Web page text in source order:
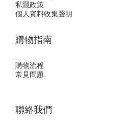
私隱政策
個人資料收集聲明
購物指南
購物流程
常見問題
聯絡我們